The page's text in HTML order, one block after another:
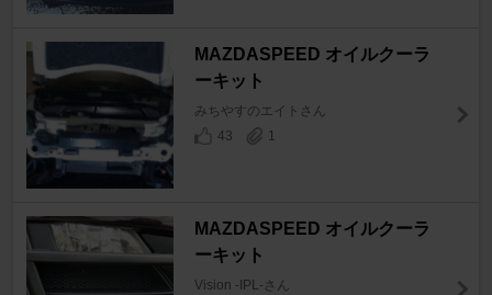
MAZDASPEED オイルクーラ
ーキット
みちやすのエイトさん
43
1
MAZDASPEED オイルクーラ
ーキット
Vision -IPL-さん